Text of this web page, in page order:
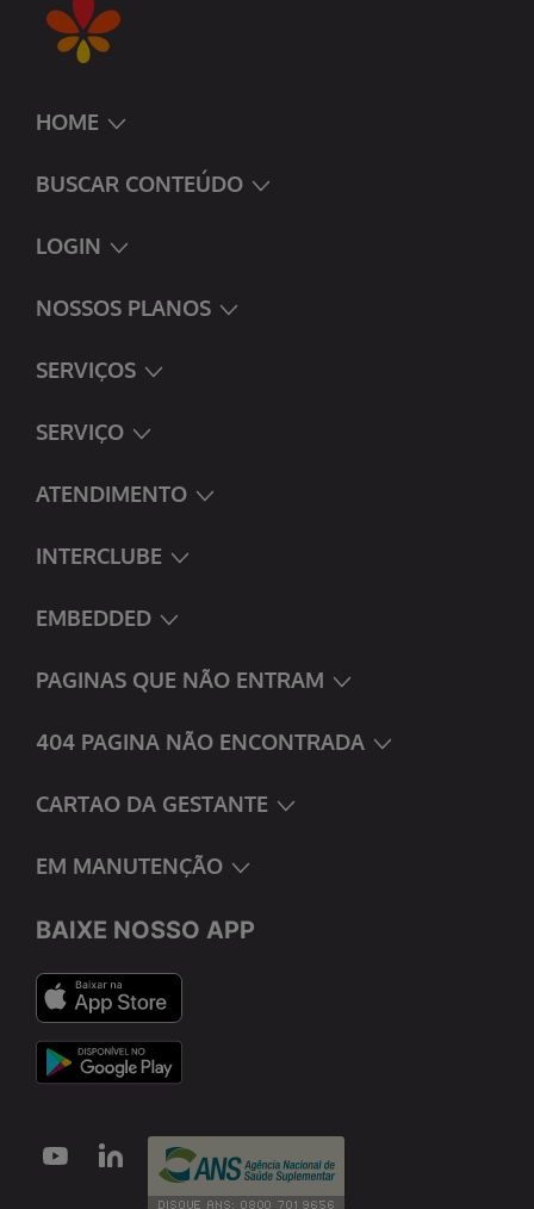
HOME
BUSCAR CONTEÚDO
LOGIN
NOSSOS PLANOS
SERVIÇOS
SERVIÇO
ATENDIMENTO
INTERCLUBE
EMBEDDED
PAGINAS QUE NÃO ENTRAM
404 PAGINA NÃO ENCONTRADA
CARTAO DA GESTANTE
EM MANUTENÇÃO
BAIXE NOSSO APP